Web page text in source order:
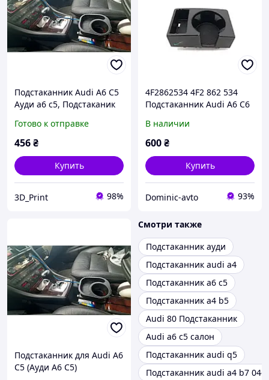
Подстаканник Audi A6 C5
Ауди а6 с5, Подстаканик
с5
Готово к отправке
456₴
Купить
3D_Print 98%
4F2862534 4F2 862 534
Подстаканник Audi A6 C6
В наличии
600₴
Купить
Dominic-avto 93%
Подстаканник для Audi A6
C5 (Ауди А6 С5)
Смотри также
Подстаканник ауди
Подстаканник audi a4
Подстаканник a6 c5
Подстаканник a4 b5
Audi 80 Подстаканник
Audi a6 c5 салон
Подстаканник audi q5
Подстаканник audi a4 b7 04-